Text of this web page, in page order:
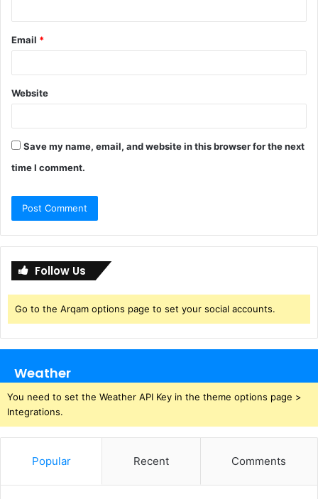
Email *
Website
Save my name, email, and website in this browser for the next
time I comment.
Follow Us
Go to the Arqam options page to set your social accounts.
Weather
You need to set the Weather API Key in the theme options page >
Integrations.
Popular Recent Comments